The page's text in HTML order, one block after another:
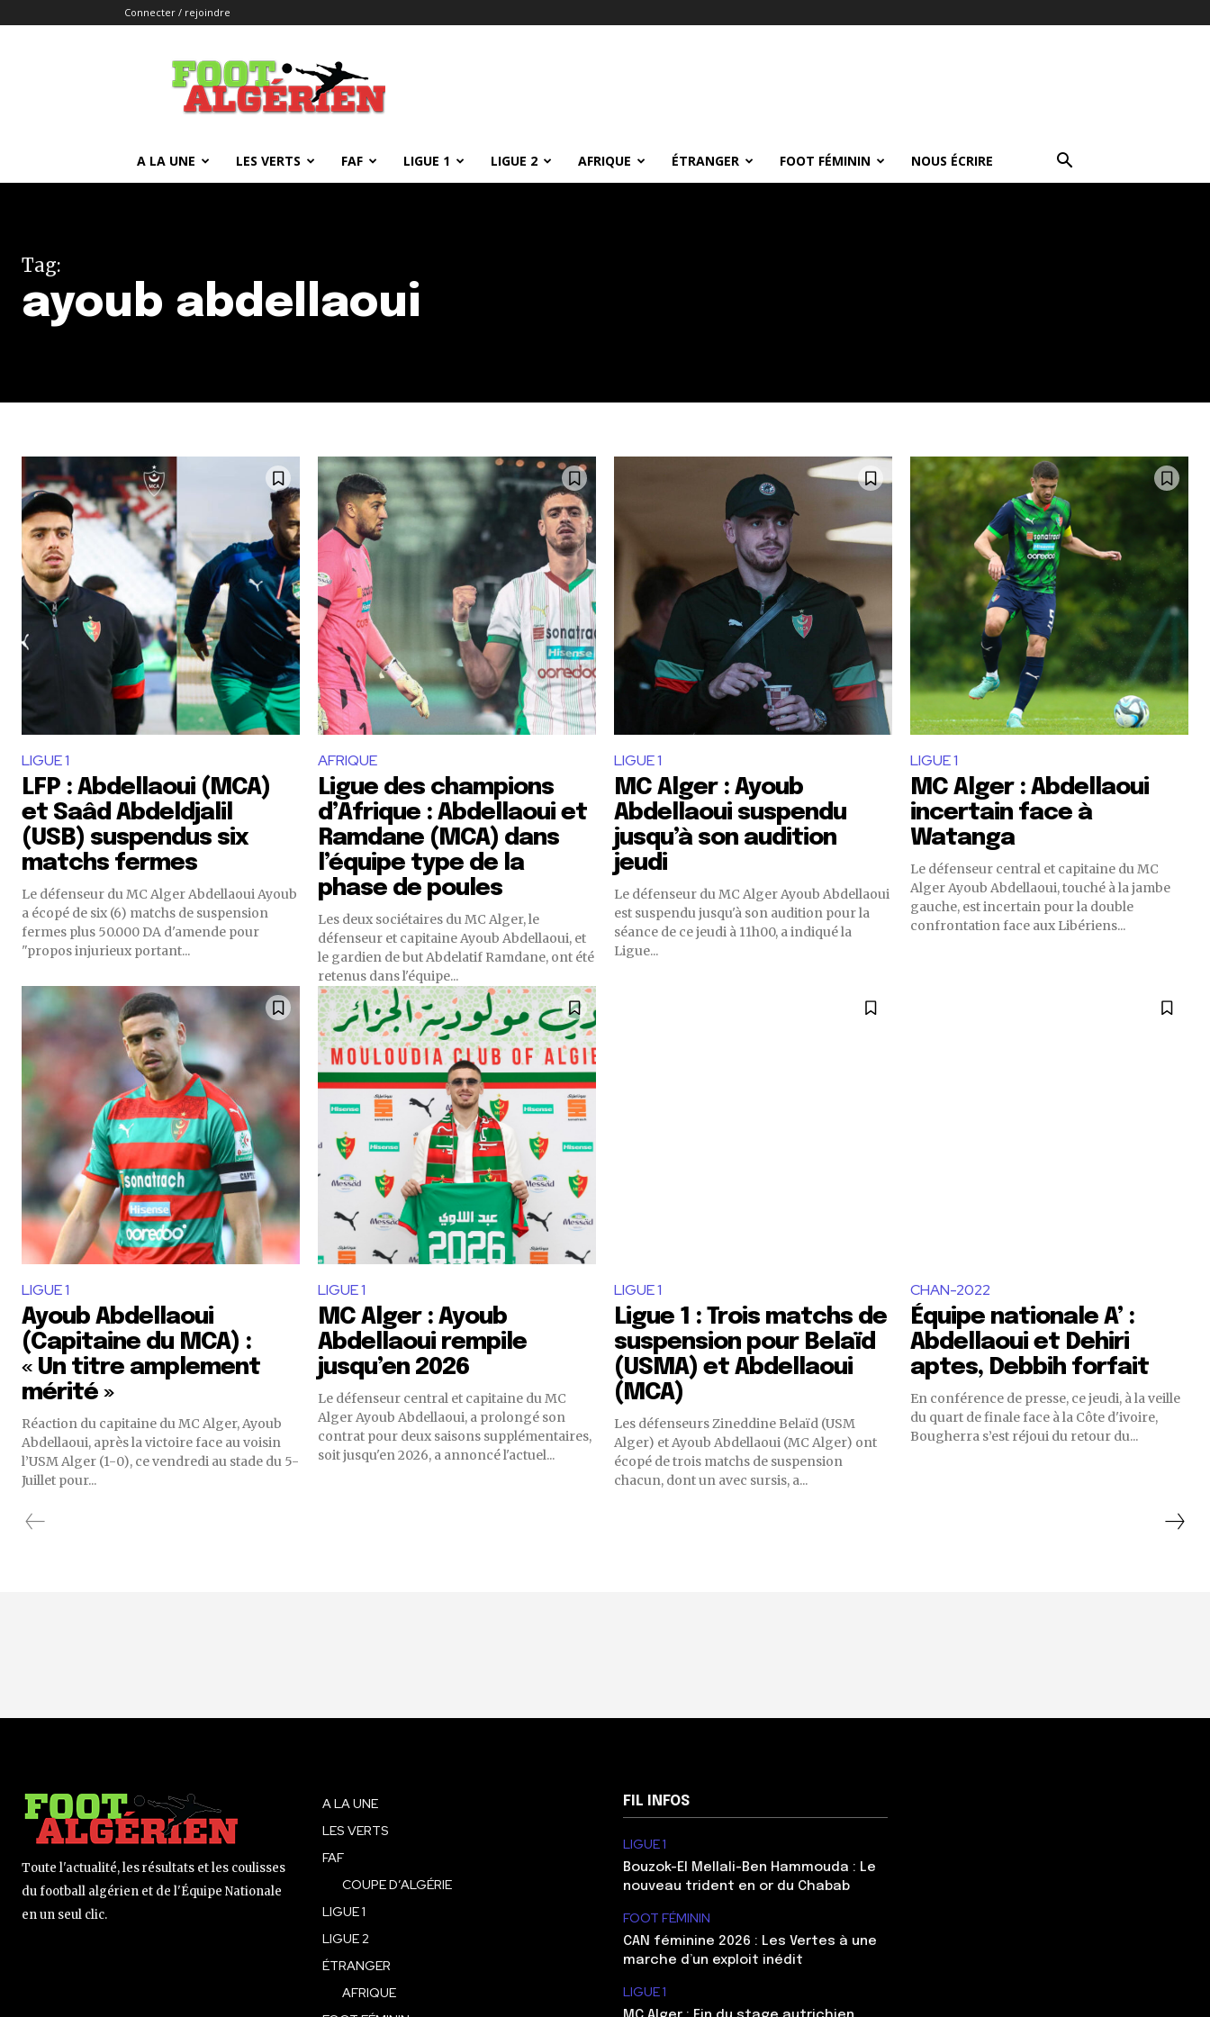
Connecter / rejoindre
FOOTALGERIEN
A LA UNE LES VERTS FAF LIGUE 1 LIGUE 2 AFRIQUE ÉTRANGER FOOT FÉMININ NOUS ÉCRIRE
Tag:
ayoub abdellaoui
LIGUE 1
LFP : Abdellaoui (MCA)
et Saâd Abdeldjalil
(USB) suspendus six
matchs fermes
Le défenseur du MC Alger Abdellaoui Ayoub
a écopé de six (6) matchs de suspension
fermes plus 50.000 DA d'amende pour
"propos injurieux portant...
AFRIQUE
Ligue des champions
d’Afrique : Abdellaoui et
Ramdane (MCA) dans
l’équipe type de la
phase de poules
Les deux sociétaires du MC Alger, le
défenseur et capitaine Ayoub Abdellaoui, et
le gardien de but Abdelatif Ramdane, ont été
retenus dans l'équipe...
LIGUE 1
MC Alger : Ayoub
Abdellaoui suspendu
jusqu’à son audition
jeudi
Le défenseur du MC Alger Ayoub Abdellaoui
est suspendu jusqu'à son audition pour la
séance de ce jeudi à 11h00, a indiqué la
Ligue...
LIGUE 1
MC Alger : Abdellaoui
incertain face à
Watanga
Le défenseur central et capitaine du MC
Alger Ayoub Abdellaoui, touché à la jambe
gauche, est incertain pour la double
confrontation face aux Libériens...
LIGUE 1
Ayoub Abdellaoui
(Capitaine du MCA) :
« Un titre amplement
mérité »
Réaction du capitaine du MC Alger, Ayoub
Abdellaoui, après la victoire face au voisin
l’USM Alger (1-0), ce vendredi au stade du 5-
Juillet pour...
LIGUE 1
MC Alger : Ayoub
Abdellaoui rempile
jusqu’en 2026
Le défenseur central et capitaine du MC
Alger Ayoub Abdellaoui, a prolongé son
contrat pour deux saisons supplémentaires,
soit jusqu'en 2026, a annoncé l'actuel...
LIGUE 1
Ligue 1 : Trois matchs de
suspension pour Belaïd
(USMA) et Abdellaoui
(MCA)
Les défenseurs Zineddine Belaïd (USM
Alger) et Ayoub Abdellaoui (MC Alger) ont
écopé de trois matchs de suspension
chacun, dont un avec sursis, a...
CHAN-2022
Équipe nationale A’ :
Abdellaoui et Dehiri
aptes, Debbih forfait
En conférence de presse, ce jeudi, à la veille
du quart de finale face à la Côte d'ivoire,
Bougherra s’est réjoui du retour du...
Toute l'actualité, les résultats et les coulisses
du football algérien et de l'Équipe Nationale
en un seul clic.
A LA UNE
LES VERTS
FAF
COUPE D’ALGÉRIE
LIGUE 1
LIGUE 2
ÉTRANGER
AFRIQUE
FIL INFOS
LIGUE 1
Bouzok-El Mellali-Ben Hammouda : Le
nouveau trident en or du Chabab
FOOT FÉMININ
CAN féminine 2026 : Les Vertes à une
marche d’un exploit inédit
LIGUE 1